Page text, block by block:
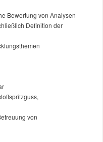
Bewertung von Analysen
Definition der
von